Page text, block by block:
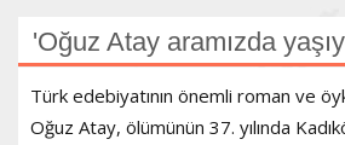
'Oğuz Atay aramızda
Türk edebiyatının önemli roman ve
Oğuz Atay, ölümünün 37. yılında